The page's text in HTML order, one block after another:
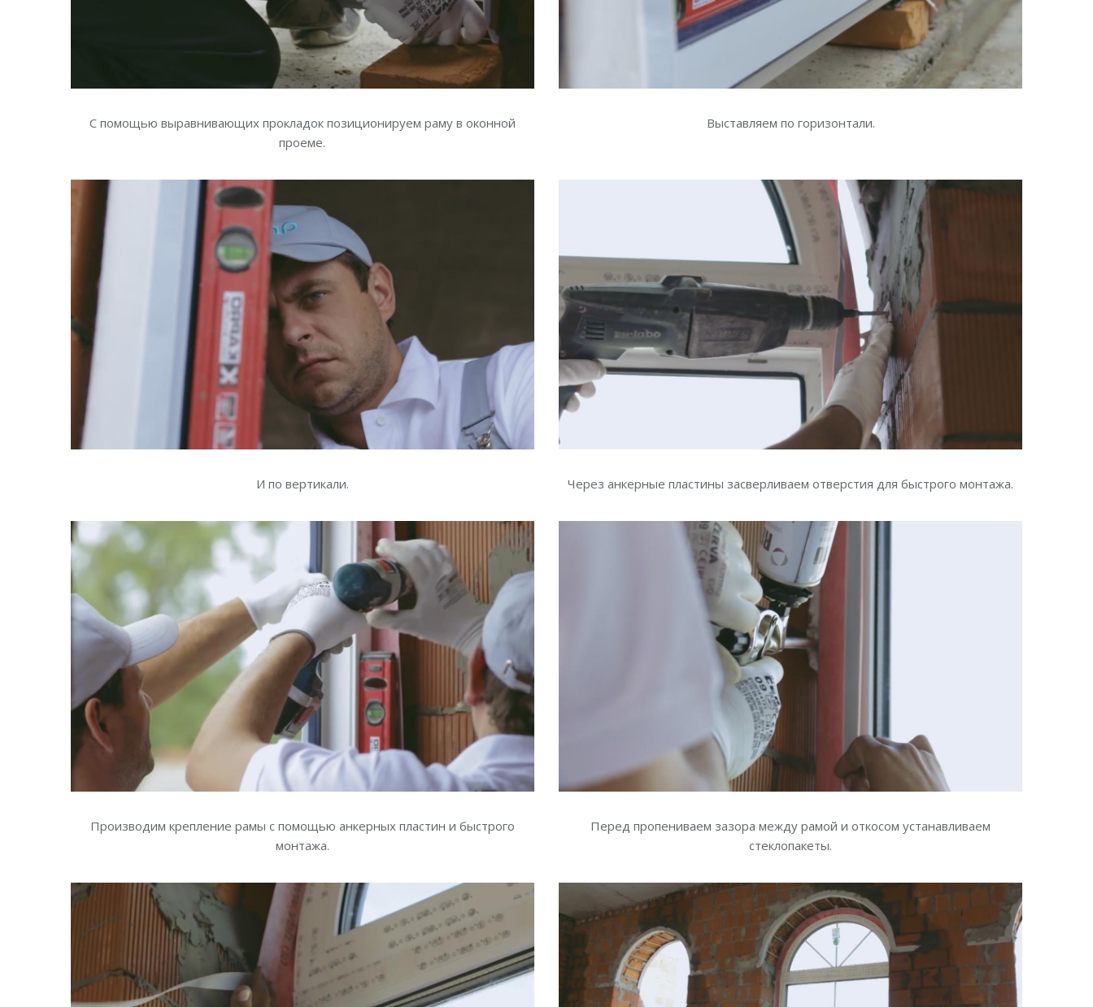
С помощью выравнивающих прокладок позиционируем раму в оконной
проеме.
Выставляем по горизонтали.
И по вертикали. Через анкерные пластины засверливаем отверстия для быстрого монтажа.
Производим крепление рамы с помощью анкерных пластин и быстрого
монтажа.
Перед пропениваем зазора между рамой и откосом устанавливаем
стеклопакеты.